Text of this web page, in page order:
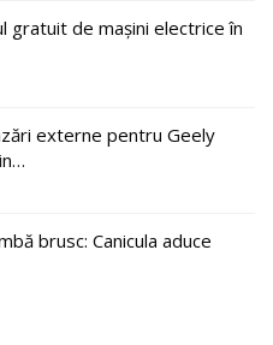
gratuit de mașini electrice în
externe pentru Geely
brusc: Canicula aduce